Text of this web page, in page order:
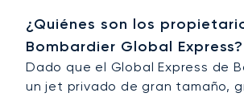
¿Quiénes son los
Bombardier Global Express?
Dado que el Global Express de
un jet privado de gran tamaño,